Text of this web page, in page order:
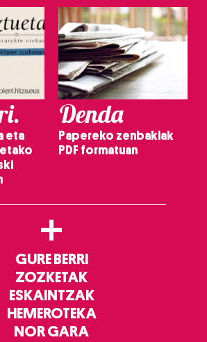
eta
Denda
Papereko zenbakiak
PDF formatuan
+
GURE BERRI
ZOZKETAK
ESKAINTZAK
HEMEROTEKA
NOR GARA